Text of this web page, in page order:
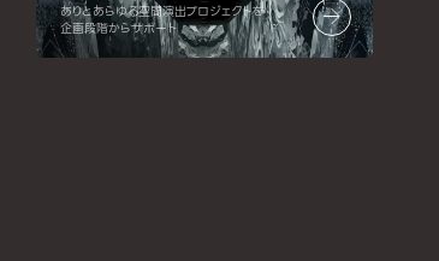
ありとあらゆる空間演出プロジェクトを
企画段階からサポート